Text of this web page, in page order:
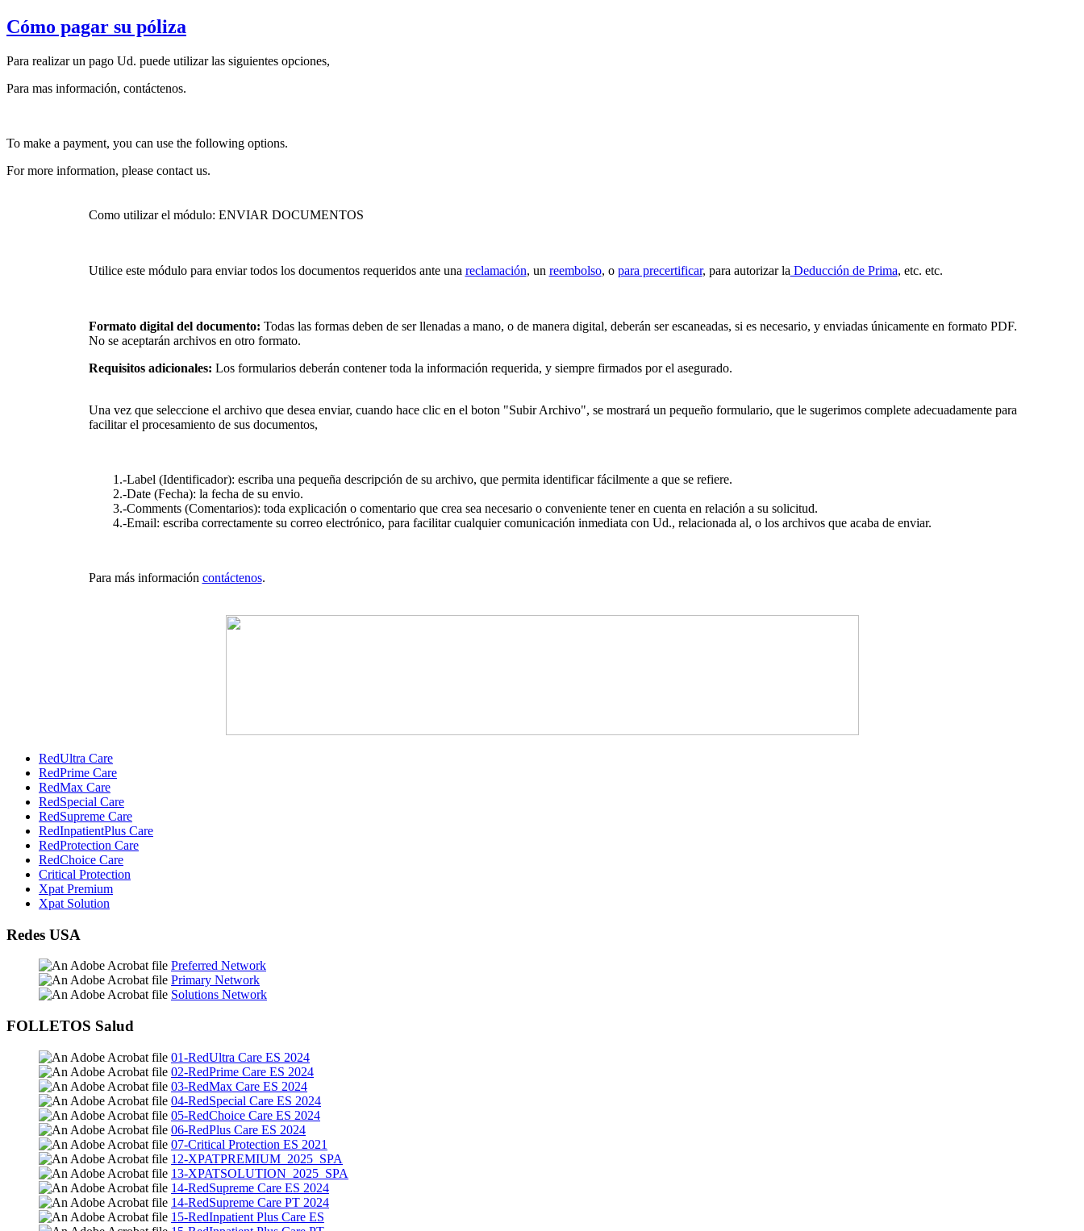
Cómo pagar su póliza
Para realizar un pago Ud. puede utilizar las siguientes opciones,
Para mas información, contáctenos.
To make a payment, you can use the following options.
For more information, please contact us.
Como utilizar el módulo: ENVIAR DOCUMENTOS
Utilice este módulo para enviar todos los documentos requeridos ante una reclamación, un reembolso, o para precertificar, para autorizar la Deducción de Prima, etc. etc.
Formato digital del documento: Todas las formas deben de ser llenadas a mano, o de manera digital, deberán ser escaneadas, si es necesario, y enviadas únicamente en formato PDF.
No se aceptarán archivos en otro formato.
Requisitos adicionales: Los formularios deberán contener toda la información requerida, y siempre firmados por el asegurado.
Una vez que seleccione el archivo que desea enviar, cuando hace clic en el boton "Subir Archivo", se mostrará un pequeño formulario, que le sugerimos complete adecuadamente para
facilitar el procesamiento de sus documentos,
1.-Label (Identificador): escriba una pequeña descripción de su archivo, que permita identificar fácilmente a que se refiere.
2.-Date (Fecha): la fecha de su envio.
3.-Comments (Comentarios): toda explicación o comentario que crea sea necesario o conveniente tener en cuenta en relación a su solicitud.
4.-Email: escriba correctamente su correo electrónico, para facilitar cualquier comunicación inmediata con Ud., relacionada al, o los archivos que acaba de enviar.
Para más información contáctenos.
RedUltra Care
RedPrime Care
RedMax Care
RedSpecial Care
RedSupreme Care
RedInpatientPlus Care
RedProtection Care
RedChoice Care
Critical Protection
Xpat Premium
Xpat Solution
Redes USA
Preferred Network
Primary Network
Solutions Network
FOLLETOS Salud
01-RedUltra Care ES 2024
02-RedPrime Care ES 2024
03-RedMax Care ES 2024
04-RedSpecial Care ES 2024
05-RedChoice Care ES 2024
06-RedPlus Care ES 2024
07-Critical Protection ES 2021
12-XPATPREMIUM_2025_SPA
13-XPATSOLUTION_2025_SPA
14-RedSupreme Care ES 2024
14-RedSupreme Care PT 2024
15-RedInpatient Plus Care ES